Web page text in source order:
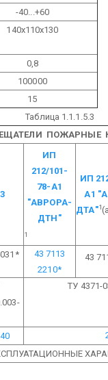
-40...+60
140х110х130
0,8
100000
15
Таблица 1.1.1.5.3
ПОЖАРНЫЕ
ИП
212/101-
78-А1
"АВРОРА-
ДТН"
1
ИП
А1
ДТА"1
43 7113
2210*
43
ТУ 4371-